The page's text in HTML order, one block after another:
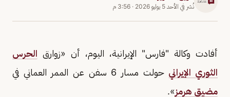
نُشر في الأحد 5 يوليو 2026 · 3:56 م
أفادت وكالة "فارس" الإيرانية، اليوم، أن «زوارق الحرس
الثوري الإيراني حولت مسار 6 سفن عن الممر العماني في
مضيق هرمز».